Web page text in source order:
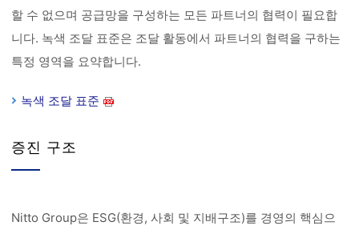
할 수 없으며 공급망을 구성하는 모든 파트너의 협력이 필요합
니다. 녹색 조달 표준은 조달 활동에서 파트너의 협력을 구하는
특정 영역을 요약합니다.
녹색 조달 표준
증진 구조
Nitto Group은 ESG(환경, 사회 및 지배구조)를 경영의 핵심으